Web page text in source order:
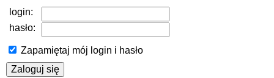
login:
hasło:
Zapamiętaj mój login i hasło